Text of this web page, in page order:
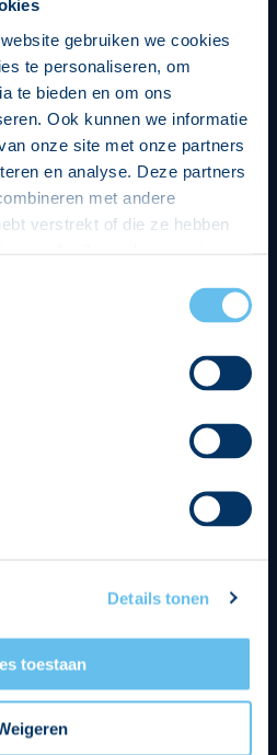
gebruiken we cookies
te personaliseren, om
te bieden en om ons
Ook kunnen we informatie
onze site met onze partners
en analyse. Deze partners
met andere
verstrekt of die ze hebben
wijze. Je kunt je toestemming
cookieverklaring pagina.
Details tonen
toestaan